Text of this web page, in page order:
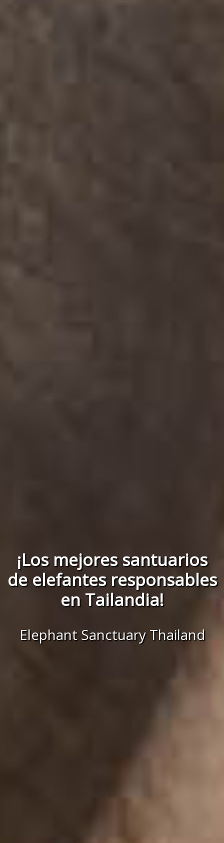
¡Los mejores santuarios
de elefantes responsables
en Tailandia!
Elephant Sanctuary Thailand